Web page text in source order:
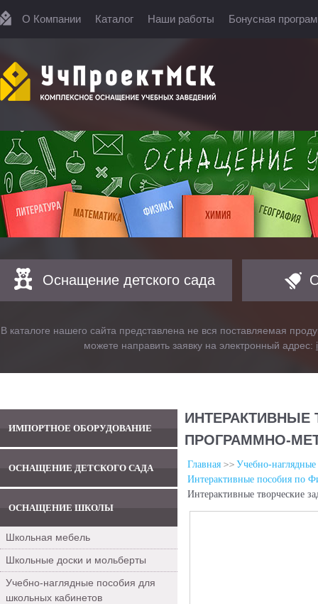
О Компании Каталог Наши работы Бонусная
Оснащение детского сада
В каталоге нашего сайта представлена не вся поставляемая
можете направить заявку на электронный адрес:
ИМПОРТНОЕ ОБОРУДОВАНИЕ
ОСНАЩЕНИЕ ДЕТСКОГО САДА
ОСНАЩЕНИЕ ШКОЛЫ
Школьная мебель
Школьные доски и мольберты
Учебно-наглядные пособия для
школьных кабинетов
ИНТЕРАКТИВНЫЕ
ПРОГРАММНО-
Главная
Учебно-
Интерактивные пособия по
Интерактивные творческие